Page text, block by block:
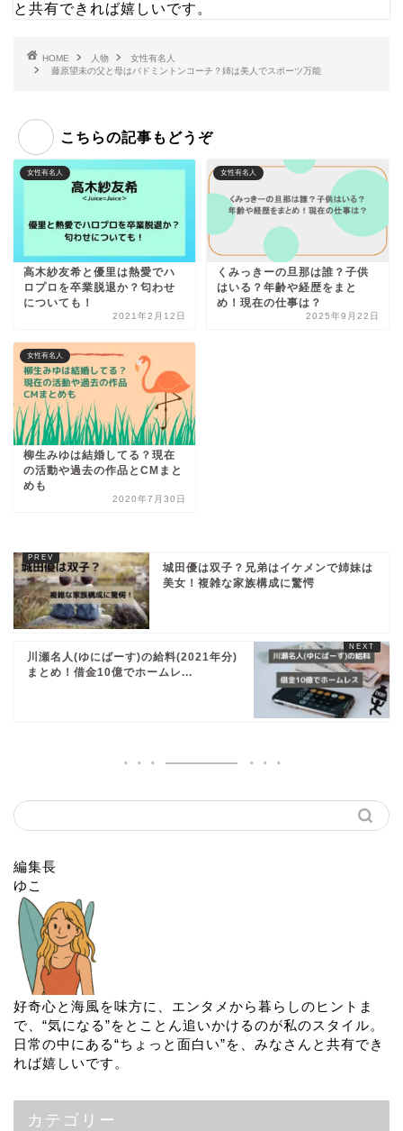
と共有できれば嬉しいです。
HOME 人物
女性有名人
藤原望未の父と母はバドミントンコーチ？姉は美人でスポーツ万能
こちらの記事もどうぞ
女性有名人
高木紗友希と優里は熱愛でハ
ロプロを卒業脱退か？匂わせ
についても！
2021年2月12日
女性有名人
くみっきーの旦那は誰？子供
はいる？年齢や経歴をまと
め！現在の仕事は？
2025年9月22日
女性有名人
柳生みゆは結婚してる？現在
の活動や過去の作品とCMまと
めも
2020年7月30日
城田優は双子？兄弟はイケメンで姉妹は
美女！複雑な家族構成に驚愕
川瀬名人(ゆにばーす)の給料(2021年分)
まとめ！借金10億でホームレ...
編集長
ゆこ
好奇心と海風を味方に、エンタメから暮らしのヒントま
で、“気になる”をとことん追いかけるのが私のスタイル。
日常の中にある“ちょっと面白い”を、みなさんと共有でき
れば嬉しいです。
カテゴリー